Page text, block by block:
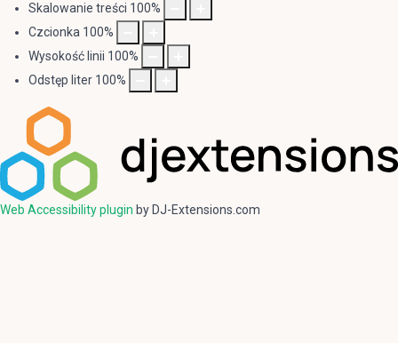
Skalowanie treści 100%
Czcionka 100%
Wysokość linii 100%
Odstęp liter 100%
Web Accessibility plugin by DJ-Extensions.com